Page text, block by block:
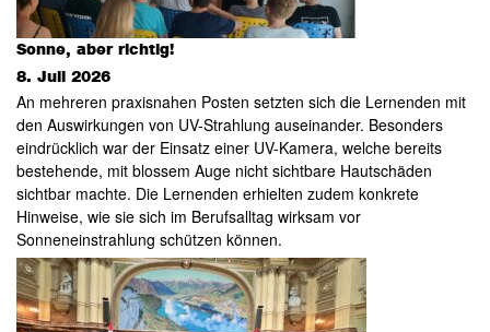
Sonne, aber richtig!
8. Juli 2026
An mehreren praxisnahen Posten setzten sich die Lernenden mit
den Auswirkungen von UV-Strahlung auseinander. Besonders
eindrücklich war der Einsatz einer UV-Kamera, welche bereits
bestehende, mit blossem Auge nicht sichtbare Hautschäden
sichtbar machte. Die Lernenden erhielten zudem konkrete
Hinweise, wie sie sich im Berufsalltag wirksam vor
Sonneneinstrahlung schützen können.